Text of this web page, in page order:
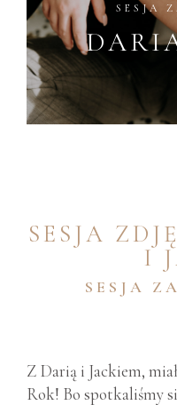
SESJA
SESJA
I
SESJA
Z Darią i Jackiem,
Rok! Bo spotkaliśmy